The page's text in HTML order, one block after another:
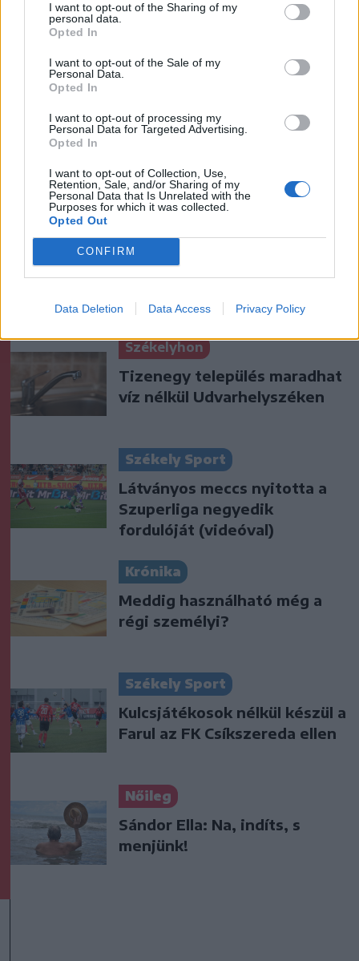
I want to opt-out of the Sharing of my
personal data.
Opted In
I want to opt-out of the Sale of my
Personal Data.
Opted In
I want to opt-out of processing my
Personal Data for Targeted Advertising.
Opted In
I want to opt-out of Collection, Use,
Retention, Sale, and/or Sharing of my
Personal Data that Is Unrelated with the
Purposes for which it was collected.
Opted Out
CONFIRM
Data Deletion Data Access Privacy Policy
1 hozzászólás
Ezek is érdekelhetik
Húsdarálógépbe szorult egy
kétéves gyerek keze, a
műtőben
Székelyhon
Tizenegy település maradhat
víz nélkül Udvarhelyszéken
Székely Sport
Látványos meccs nyitotta a
Szuperliga negyedik
fordulóját (videóval)
Krónika
Meddig használható még a
régi személyi?
Székely Sport
Kulcsjátékosok nélkül készül a
Farul az FK Csíkszereda ellen
Nőileg
Sándor Ella: Na, indíts, s
menjünk!